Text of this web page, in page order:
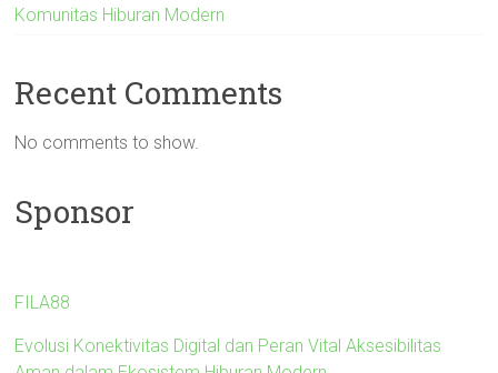
Komunitas Hiburan Modern
Recent Comments
No comments to show.
Sponsor
FILA88
Evolusi Konektivitas Digital dan Peran Vital Aksesibilitas